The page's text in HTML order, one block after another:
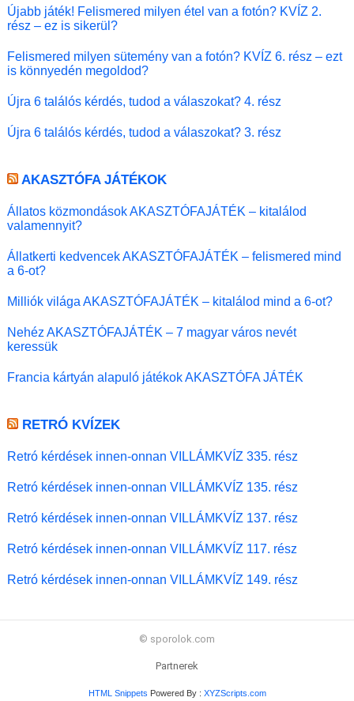
Újabb játék! Felismered milyen étel van a fotón? KVÍZ 2.
rész – ez is sikerül?
Felismered milyen sütemény van a fotón? KVÍZ 6. rész – ezt
is könnyedén megoldod?
Újra 6 találós kérdés, tudod a válaszokat? 4. rész
Újra 6 találós kérdés, tudod a válaszokat? 3. rész
AKASZTÓFA JÁTÉKOK
Állatos közmondások AKASZTÓFAJÁTÉK – kitalálod
valamennyit?
Állatkerti kedvencek AKASZTÓFAJÁTÉK – felismered mind
a 6-ot?
Milliók világa AKASZTÓFAJÁTÉK – kitalálod mind a 6-ot?
Nehéz AKASZTÓFAJÁTÉK – 7 magyar város nevét
keressük
Francia kártyán alapuló játékok AKASZTÓFA JÁTÉK
RETRÓ KVÍZEK
Retró kérdések innen-onnan VILLÁMKVÍZ 335. rész
Retró kérdések innen-onnan VILLÁMKVÍZ 135. rész
Retró kérdések innen-onnan VILLÁMKVÍZ 137. rész
Retró kérdések innen-onnan VILLÁMKVÍZ 117. rész
Retró kérdések innen-onnan VILLÁMKVÍZ 149. rész
© sporolok.com
Partnerek
HTML Snippets Powered By : XYZScripts.com